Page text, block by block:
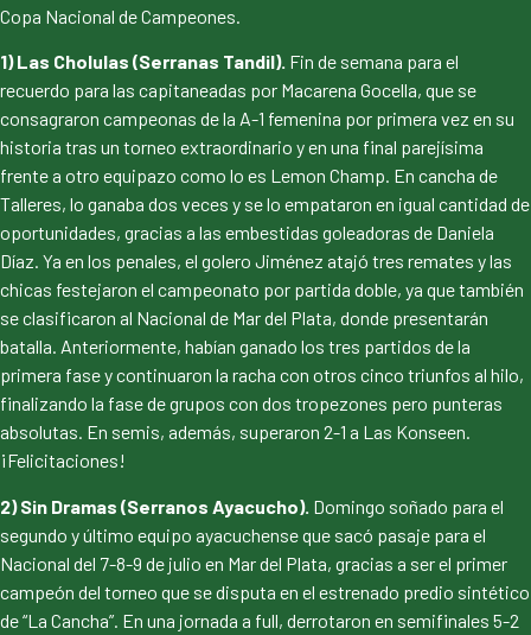
Copa Nacional de Campeones.
1) Las Cholulas (Serranas Tandil). Fin de semana para el
recuerdo para las capitaneadas por Macarena Gocella, que se
consagraron campeonas de la A-1 femenina por primera vez en su
historia tras un torneo extraordinario y en una final parejísima
frente a otro equipazo como lo es Lemon Champ. En cancha de
Talleres, lo ganaba dos veces y se lo empataron en igual cantidad de
oportunidades, gracias a las embestidas goleadoras de Daniela
Díaz. Ya en los penales, el golero Jiménez atajó tres remates y las
chicas festejaron el campeonato por partida doble, ya que también
se clasificaron al Nacional de Mar del Plata, donde presentarán
batalla. Anteriormente, habían ganado los tres partidos de la
primera fase y continuaron la racha con otros cinco triunfos al hilo,
finalizando la fase de grupos con dos tropezones pero punteras
absolutas. En semis, además, superaron 2-1 a Las Konseen.
¡Felicitaciones!
2) Sin Dramas (Serranos Ayacucho). Domingo soñado para el
segundo y último equipo ayacuchense que sacó pasaje para el
Nacional del 7-8-9 de julio en Mar del Plata, gracias a ser el primer
campeón del torneo que se disputa en el estrenado predio sintético
de “La Cancha”. En una jornada a full, derrotaron en semifinales 5-2